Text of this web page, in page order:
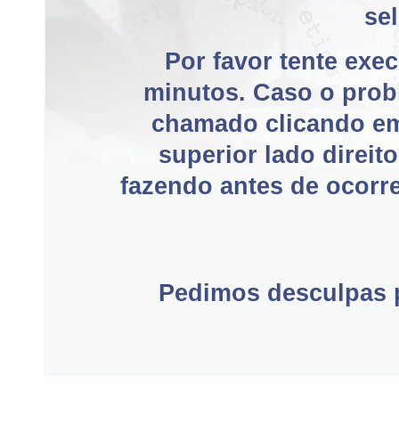
Por favor tente
minutos. Caso o
chamado clicando
superior lado
fazendo antes de
Pedimos